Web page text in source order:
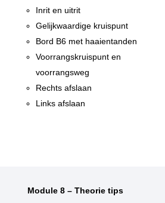
Inrit en uitrit
Gelijkwaardige kruispunt
Bord B6 met haaientanden
Voorrangskruispunt en
voorrangsweg
Rechts afslaan
Links afslaan
Module 8 – Theorie tips